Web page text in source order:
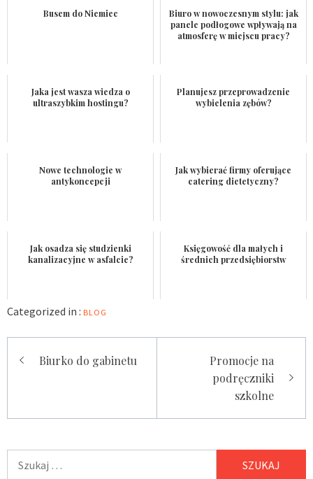
Busem do Niemiec
Biuro w nowoczesnym stylu: jak
panele podłogowe wpływają na
atmosferę w miejscu pracy?
Jaka jest wasza wiedza o
ultraszybkim hostingu?
Planujesz przeprowadzenie
wybielenia zębów?
Nowe technologie w
antykoncepcji
Jak wybierać firmy oferujące
catering dietetyczny?
Jak osadza się studzienki
kanalizacyjne w asfalcie?
Księgowość dla małych i
średnich przedsiębiorstw
Categorized in : BLOG
wpisuBiurko do gabinetu
Promocje na
podręczniki
szkolne